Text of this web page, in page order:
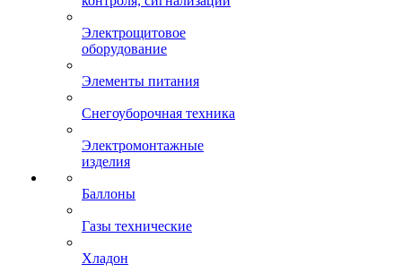
Электрощитовое
оборудование
Элементы питания
Снегоуборочная техника
Электромонтажные
изделия
Баллоны
Газы технические
Хладон